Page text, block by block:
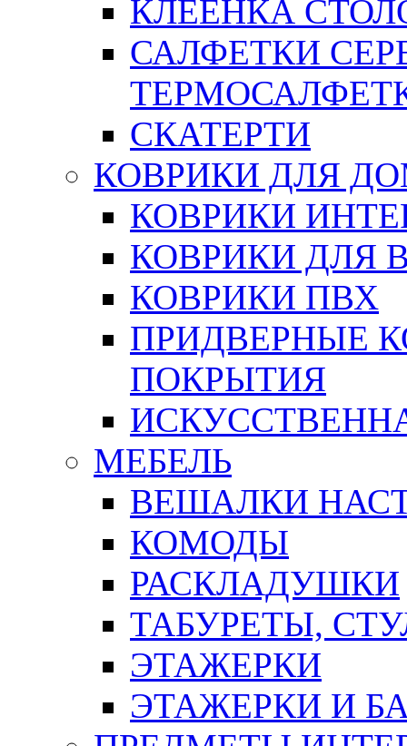
КЛЕЕНКА
САЛФЕТКИ
СКАТЕРТИ
КОВРИКИ ДЛЯ
КОВРИКИ
КОВРИКИ ДЛЯ
КОВРИКИ ПВХ
ПРИДВЕРНЫЕ
ПОКРЫТИЯ
МЕБЕЛЬ
ВЕШАЛКИ
КОМОДЫ
РАСКЛАДУШКИ
ТАБУРЕТЫ,
ЭТАЖЕРКИ
ЭТАЖЕРКИ И